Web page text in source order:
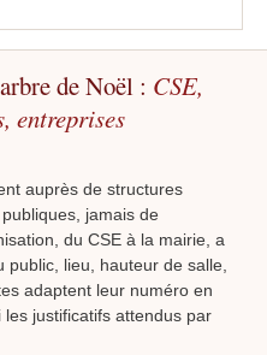
de Noël : CSE,
entreprises
auprès de structures
jamais de
du CSE à la mairie, a
public, lieu, hauteur de salle,
adaptent leur numéro en
justificatifs attendus par